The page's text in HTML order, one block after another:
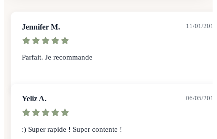
Jennifer M. 11/01/2019
Parfait. Je recommande
Yeliz A. 06/05/2017
:) Super rapide ! Super contente !